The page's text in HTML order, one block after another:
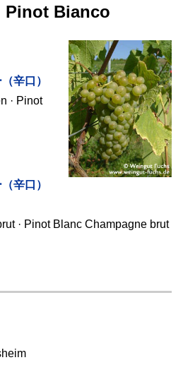
Pinot Bianco
辛口）
· Pinot
辛口）
· Pinot Blanc Champagne brut